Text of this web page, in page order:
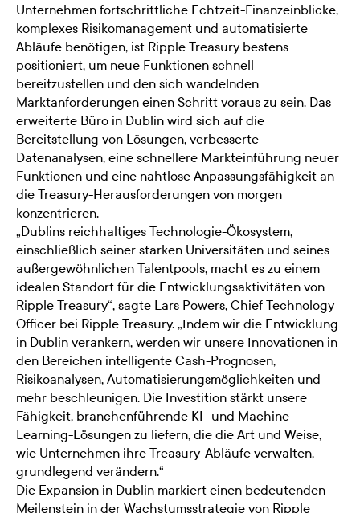
Unternehmen fortschrittliche Echtzeit-Finanzeinblicke,
komplexes Risikomanagement und automatisierte
Abläufe benötigen, ist Ripple Treasury bestens
positioniert, um neue Funktionen schnell
bereitzustellen und den sich wandelnden
Marktanforderungen einen Schritt voraus zu sein. Das
erweiterte Büro in Dublin wird sich auf die
Bereitstellung von Lösungen, verbesserte
Datenanalysen, eine schnellere Markteinführung neuer
Funktionen und eine nahtlose Anpassungsfähigkeit an
die Treasury-Herausforderungen von morgen
konzentrieren.
„Dublins reichhaltiges Technologie-Ökosystem,
einschließlich seiner starken Universitäten und seines
außergewöhnlichen Talentpools, macht es zu einem
idealen Standort für die Entwicklungsaktivitäten von
Ripple Treasury“, sagte Lars Powers, Chief Technology
Officer bei Ripple Treasury. „Indem wir die Entwicklung
in Dublin verankern, werden wir unsere Innovationen in
den Bereichen intelligente Cash-Prognosen,
Risikoanalysen, Automatisierungsmöglichkeiten und
mehr beschleunigen. Die Investition stärkt unsere
Fähigkeit, branchenführende KI- und Machine-
Learning-Lösungen zu liefern, die die Art und Weise,
wie Unternehmen ihre Treasury-Abläufe verwalten,
grundlegend verändern.“
Die Expansion in Dublin markiert einen bedeutenden
Meilenstein in der Wachstumsstrategie von Ripple